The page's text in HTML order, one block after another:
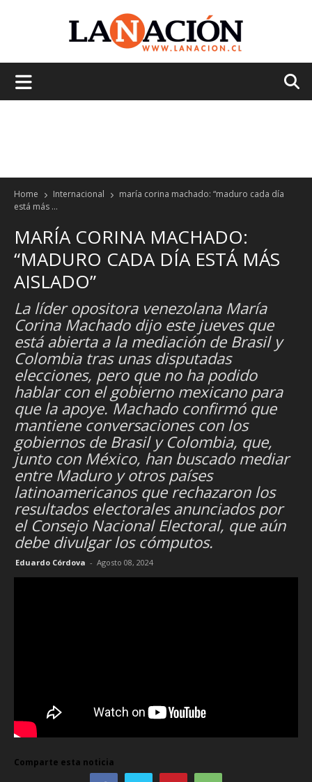
Home Internacional
maría corina machado: “maduro cada día
está más ...
MARÍA CORINA MACHADO:
“MADURO CADA DÍA ESTÁ MÁS
AISLADO”
La líder opositora venezolana María
Corina Machado dijo este jueves que
está abierta a la mediación de Brasil y
Colombia tras unas disputadas
elecciones, pero que no ha podido
hablar con el gobierno mexicano para
que la apoye. Machado confirmó que
mantiene conversaciones con los
gobiernos de Brasil y Colombia, que,
junto con México, han buscado mediar
entre Maduro y otros países
latinoamericanos que rechazaron los
resultados electorales anunciados por
el Consejo Nacional Electoral, que aún
debe divulgar los cómputos.
Eduardo Córdova - Agosto 08, 2024
Comparte esta noticia